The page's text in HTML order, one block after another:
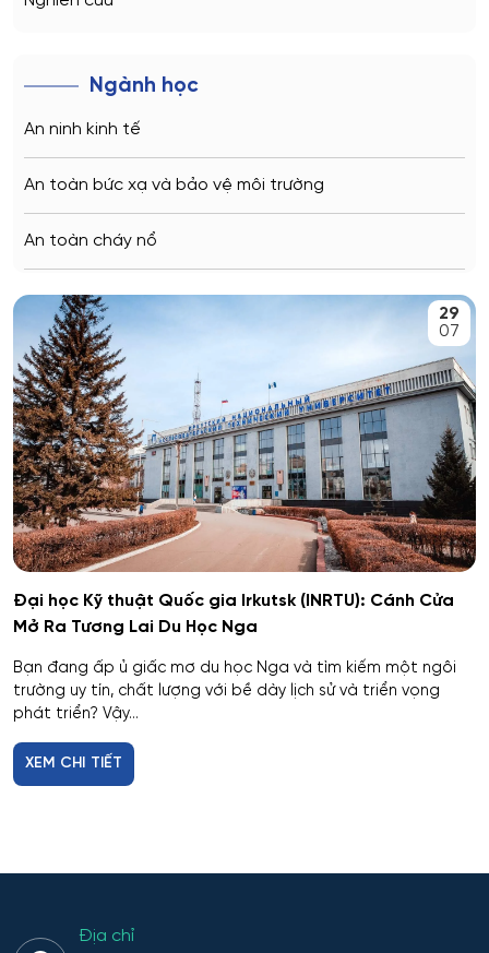
Kaliningrad
Kemerovo
Veliky Novgorod
Penza
Barnaul
Kursk
Kaluga
Voronezh
Tambov
Belgorod
Yaroslavl
Ngành học
An ninh kinh tế
An toàn bức xạ và bảo vệ môi trường
An toàn cháy nổ
An toàn kỹ thuật và môi trường
An toàn môi trường kỹ thuật
An toàn thông tin
Biên - Phiên dịch
Biểu diễn nghệ thuật múa
Báo chí
Bản đồ và Địa tin học
Bảo mật công nghệ thông tin trong thực thi pháp luật
Bảo mật máy tính
29
07
Đại học Kỹ thuật Quốc gia Irkutsk (INRTU): Cánh Cửa
Mở Ra Tương Lai Du Học Nga
Bạn đang ấp ủ giấc mơ du học Nga và tìm kiếm một ngôi
trường uy tín, chất lượng với bề dày lịch sử và triển vọng
phát triển? Vậy...
XEM CHI TIẾT
Địa chỉ